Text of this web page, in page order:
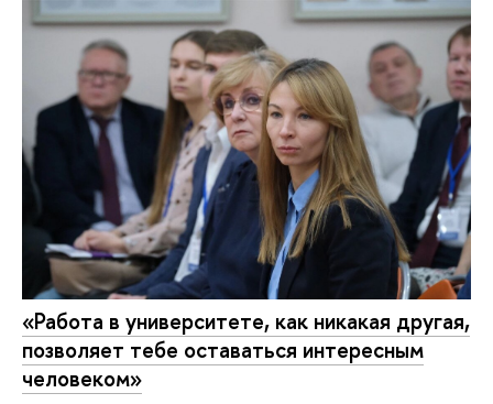
«Работа в университете, как никакая другая,
позволяет тебе оставаться интересным
человеком»